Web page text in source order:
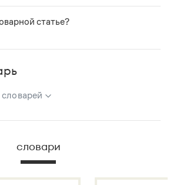
статье?
словарей
в удобном виде собрана вся
словарь
словари